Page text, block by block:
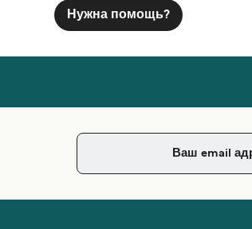
Нужна помощь?